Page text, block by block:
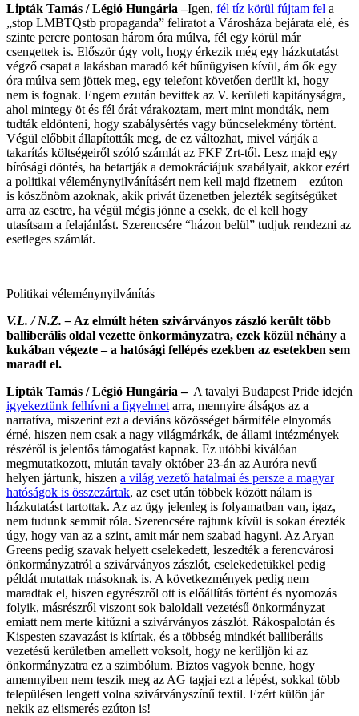
Lipták Tamás / Légió Hungária –Igen, fél tíz körül fújtam fel a
„stop LMBTQstb propaganda” feliratot a Városháza bejárata elé, és
szinte percre pontosan három óra múlva, fél egy körül már
csengettek is. Először úgy volt, hogy érkezik még egy házkutatást
végző csapat a lakásban maradó két bűnügyisen kívül, ám ők egy
óra múlva sem jöttek meg, egy telefont követően derült ki, hogy
nem is fognak. Engem ezután bevittek az V. kerületi kapitányságra,
ahol mintegy öt és fél órát várakoztam, mert mint mondták, nem
tudták eldönteni, hogy szabálysértés vagy bűncselekmény történt.
Végül előbbit állapították meg, de ez változhat, mivel várják a
takarítás költségeiről szóló számlát az FKF Zrt-től. Lesz majd egy
bírósági döntés, ha betartják a demokráciájuk szabályait, akkor ezért
a politikai véleménynyilvánításért nem kell majd fizetnem – ezúton
is köszönöm azoknak, akik privát üzenetben jelezték segítségüket
arra az esetre, ha végül mégis jönne a csekk, de el kell hogy
utasítsam a felajánlást. Szerencsére “házon belül” tudjuk rendezni az
esetleges számlát.
Politikai véleménynyilvánítás
V.L. / N.Z. – Az elmúlt héten szivárványos zászló került több
balliberális oldal vezette önkormányzatra, ezek közül néhány a
kukában végezte – a hatósági fellépés ezekben az esetekben sem
maradt el.
Lipták Tamás / Légió Hungária – A tavalyi Budapest Pride idején
igyekeztünk felhívni a figyelmet arra, mennyire álságos az a
narratíva, miszerint ezt a deviáns közösséget bármiféle elnyomás
érné, hiszen nem csak a nagy világmárkák, de állami intézmények
részéről is jelentős támogatást kapnak. Ez utóbbi kiválóan
megmutatkozott, miután tavaly október 23-án az Auróra nevű
helyen jártunk, hiszen a világ vezető hatalmai és persze a magyar
hatóságok is összezártak, az eset után többek között nálam is
házkutatást tartottak. Az az ügy jelenleg is folyamatban van, igaz,
nem tudunk semmit róla. Szerencsére rajtunk kívül is sokan érezték
úgy, hogy van az a szint, amit már nem szabad hagyni. Az Aryan
Greens pedig szavak helyett cselekedett, leszedték a ferencvárosi
önkormányzatról a szivárványos zászlót, cselekedetükkel pedig
példát mutattak másoknak is. A következmények pedig nem
maradtak el, hiszen egyrészről ott is előállítás történt és nyomozás
folyik, másrészről viszont sok baloldali vezetésű önkormányzat
emiatt nem merte kitűzni a szivárványos zászlót. Rákospalotán és
Kispesten szavazást is kiírtak, és a többség mindkét balliberális
vezetésű kerületben amellett voksolt, hogy ne kerüljön ki az
önkormányzatra ez a szimbólum. Biztos vagyok benne, hogy
amennyiben nem teszik meg az AG tagjai ezt a lépést, sokkal több
településen lengett volna szivárványszínű textil. Ezért külön jár
nekik az elismerés ezúton is!